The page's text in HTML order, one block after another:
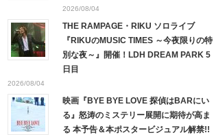
2026/08/04
THE RAMPAGE・RIKU ソロライブ
『RIKUのMUSIC TIMES ～今夜限りの特
別な夜～』開催！LDH DREAM PARK 5
日目
2026/08/04
映画『BYE BYE LOVE 探偵はBARにい
る』怒涛のミステリー展開に期待が高ま
る 本予告＆本ポスタービジュアル解禁!!